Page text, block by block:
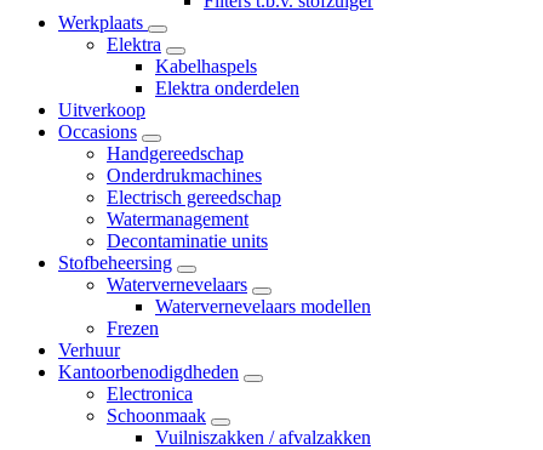
Werkplaats
Elektra
Kabelhaspels
Elektra onderdelen
Uitverkoop
Occasions
Handgereedschap
Onderdrukmachines
Electrisch gereedschap
Watermanagement
Decontaminatie units
Stofbeheersing
Watervernevelaars
Watervernevelaars modellen
Frezen
Verhuur
Kantoorbenodigdheden
Electronica
Schoonmaak
Vuilniszakken / afvalzakken